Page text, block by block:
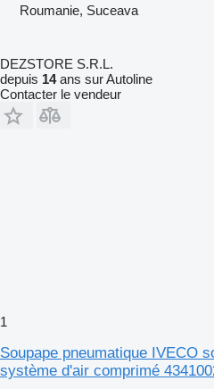
Roumanie, Suceava
DEZSTORE S.R.L.
depuis 14ans sur Autoline
Contacter le vendeur
1
Soupape pneumatique IVECO
système d'air comprimé